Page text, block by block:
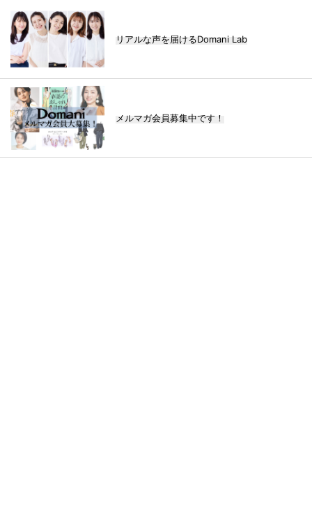
リアルな声を届けるDomani Lab
メルマガ会員募集中です！